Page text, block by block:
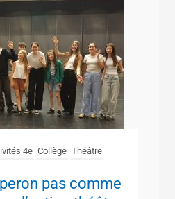
4e Collège Théâtre
pas comme